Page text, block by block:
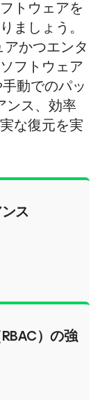
トウェアを
ましょう。
かつエンタ
フトウェア
動でのパッ
ンス、効率
な復元を実
ス
）の強